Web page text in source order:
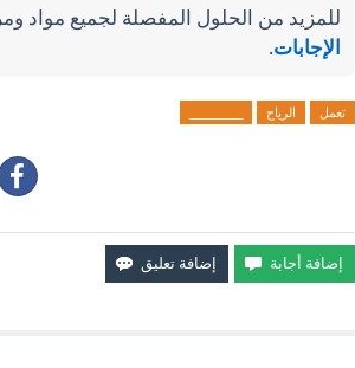
للمزيد من الحلول المفصلة لجميع مواد
الإجابات.
تعمل الرياح